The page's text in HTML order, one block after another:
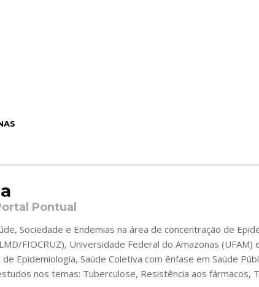
Pontual
Sociedade e Endemias na área de concentração de
FIOCRUZ), Universidade Federal do Amazonas
Epidemiologia, Saúde Coletiva com ênfase em Saúde
nos temas: Tuberculose, Resistência aos fármacos,